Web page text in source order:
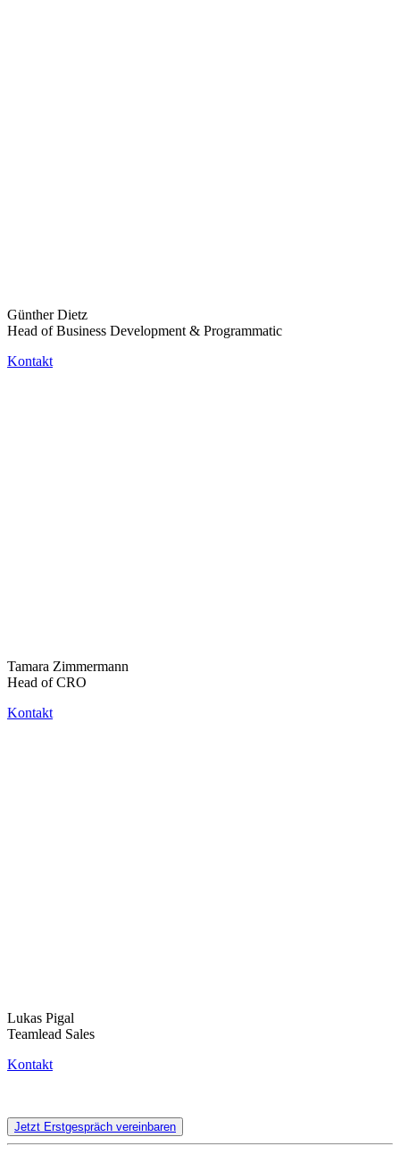
Günther Dietz
Head of Business Development & Programmatic
Kontakt
Tamara Zimmermann
Head of CRO
Kontakt
Lukas Pigal
Teamlead Sales
Kontakt
Jetzt Erstgespräch vereinbaren